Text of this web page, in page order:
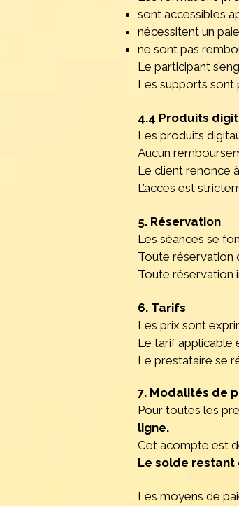
sont accessibles
nécessitent un
ne sont pas
Le participant
Les supports
4.4 Produits
Les produits
Aucun
Le client renonce
L’accès est
5. Réservation
Les séances se
Toute réservation
Toute réservation
6. Tarifs
Les prix sont
Le tarif applicable
Le prestataire se
7. Modalités de
Pour toutes les
ligne.
Cet acompte est
Le solde restant
Les moyens de